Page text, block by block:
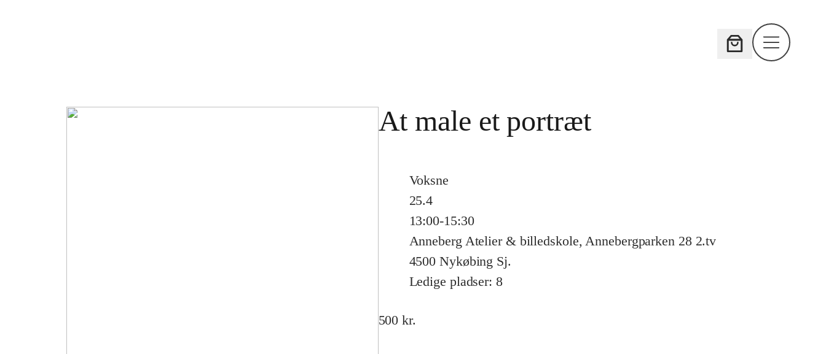
At male et portræt
Voksne
25.4
13:00-15:30
Anneberg Atelier & billedskole, Annebergparken 28 2.tv
4500 Nykøbing Sj.
Ledige pladser: 8
500kr.